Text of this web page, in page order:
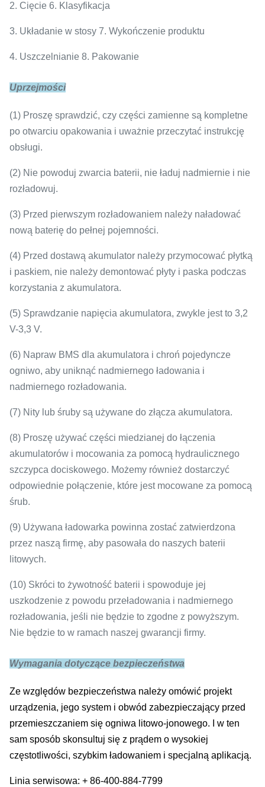
2. Cięcie 6. Klasyfikacja
3. Układanie w stosy 7. Wykończenie produktu
4. Uszczelnianie 8. Pakowanie
Uprzejmości
(1) Proszę sprawdzić, czy części zamienne są kompletne
po otwarciu opakowania i uważnie przeczytać instrukcję
obsługi.
(2) Nie powoduj zwarcia baterii, nie ładuj nadmiernie i nie
rozładowuj.
(3) Przed pierwszym rozładowaniem należy naładować
nową baterię do pełnej pojemności.
(4) Przed dostawą akumulator należy przymocować płytką
i paskiem, nie należy demontować płyty i paska podczas
korzystania z akumulatora.
(5) Sprawdzanie napięcia akumulatora, zwykle jest to 3,2
V-3,3 V.
(6) Napraw BMS dla akumulatora i chroń pojedyncze
ogniwo, aby uniknąć nadmiernego ładowania i
nadmiernego rozładowania.
(7) Nity lub śruby są używane do złącza akumulatora.
(8) Proszę używać części miedzianej do łączenia
akumulatorów i mocowania za pomocą hydraulicznego
szczypca dociskowego. Możemy również dostarczyć
odpowiednie połączenie, które jest mocowane za pomocą
śrub.
(9) Używana ładowarka powinna zostać zatwierdzona
przez naszą firmę, aby pasowała do naszych baterii
litowych.
(10) Skróci to żywotność baterii i spowoduje jej
uszkodzenie z powodu przeładowania i nadmiernego
rozładowania, jeśli nie będzie to zgodne z powyższym.
Nie będzie to w ramach naszej gwarancji firmy.
Wymagania dotyczące bezpieczeństwa
Ze względów bezpieczeństwa należy omówić projekt
urządzenia, jego system i obwód zabezpieczający przed
przemieszczaniem się ogniwa litowo-jonowego.
I w ten
sam sposób skonsultuj się z prądem o wysokiej
częstotliwości, szybkim ładowaniem i specjalną aplikacją.
Linia serwisowa: + 86-400-884-7799